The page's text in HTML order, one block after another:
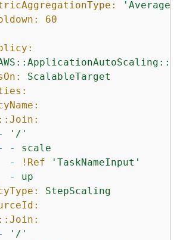
'Average'
60
ScalableTarget
'/'
-
scale
-
!Ref
'TaskNameInput'
-
up
StepScaling
'/'